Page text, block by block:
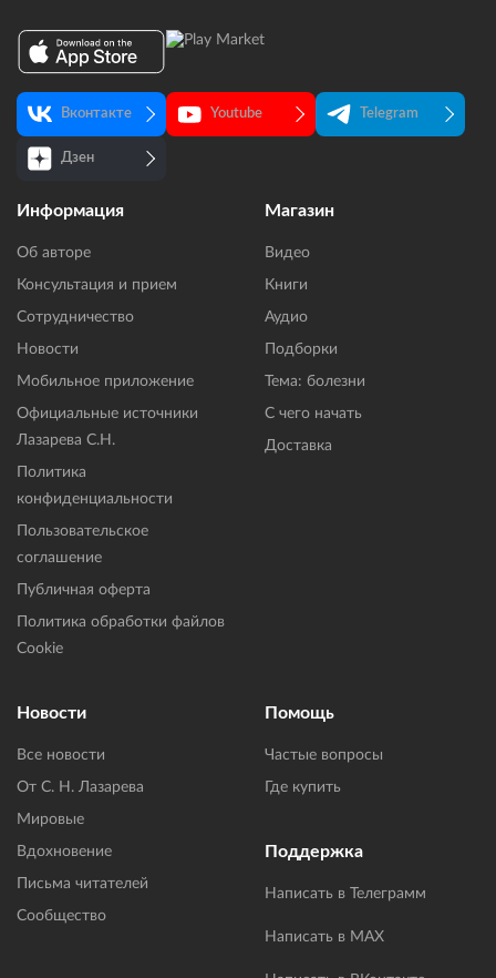
Вконтакте Youtube Telegram
Дзен
Информация
Об авторе
Консультация и прием
Сотрудничество
Новости
Мобильное приложение
Официальные источники
Лазарева С.Н.
Политика
конфиденциальности
Пользовательское
соглашение
Публичная оферта
Политика обработки файлов
Cookie
Магазин
Видео
Книги
Аудио
Подборки
Тема: болезни
С чего начать
Доставка
Новости
Все новости
От С. Н. Лазарева
Мировые
Вдохновение
Письма читателей
Сообщество
Помощь
Частые вопросы
Где купить
Поддержка
Написать в Телеграмм
Написать в MAX